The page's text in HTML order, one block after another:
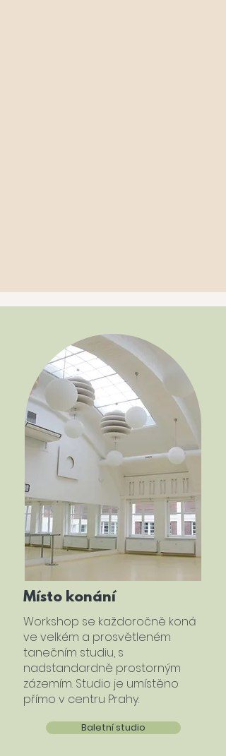
Místo konání
Workshop se každoročně koná
ve velkém a prosvětleném
tanečním studiu, s
nadstandardně prostorným
zázemím. Studio je umístěno
přímo v centru Prahy.
Baletní studio